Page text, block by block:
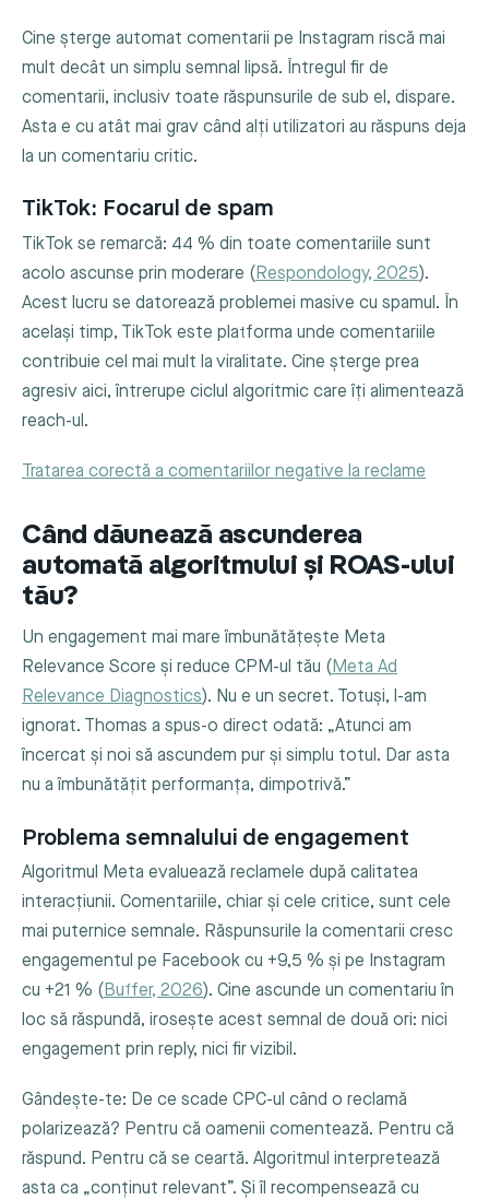
Cine șterge automat comentarii pe Instagram riscă mai
mult decât un simplu semnal lipsă. Întregul fir de
comentarii, inclusiv toate răspunsurile de sub el, dispare.
Asta e cu atât mai grav când alți utilizatori au răspuns deja
la un comentariu critic.
TikTok: Focarul de spam
TikTok se remarcă: 44 % din toate comentariile sunt
acolo ascunse prin moderare (Respondology, 2025).
Acest lucru se datorează problemei masive cu spamul. În
același timp, TikTok este platforma unde comentariile
contribuie cel mai mult la viralitate. Cine șterge prea
agresiv aici, întrerupe ciclul algoritmic care îți alimentează
reach-ul.
Tratarea corectă a comentariilor negative la reclame
Când dăunează ascunderea
automată algoritmului și ROAS-ului
tău?
Un engagement mai mare îmbunătățește Meta
Relevance Score și reduce CPM-ul tău (Meta Ad
Relevance Diagnostics). Nu e un secret. Totuși, l-am
ignorat. Thomas a spus-o direct odată: „Atunci am
încercat și noi să ascundem pur și simplu totul. Dar asta
nu a îmbunătățit performanța, dimpotrivă.”
Problema semnalului de engagement
Algoritmul Meta evaluează reclamele după calitatea
interacțiunii. Comentariile, chiar și cele critice, sunt cele
mai puternice semnale. Răspunsurile la comentarii cresc
engagementul pe Facebook cu +9,5 % și pe Instagram
cu +21 % (Buffer, 2026). Cine ascunde un comentariu în
loc să răspundă, irosește acest semnal de două ori: nici
engagement prin reply, nici fir vizibil.
Gândește-te: De ce scade CPC-ul când o reclamă
polarizează? Pentru că oamenii comentează. Pentru că
răspund. Pentru că se ceartă. Algoritmul interpretează
asta ca „conținut relevant”. Și îl recompensează cu